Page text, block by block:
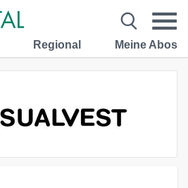
Regional Meine Abos